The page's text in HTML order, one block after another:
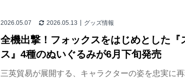
2026.05.07 2026.05.13 グッズ情報
全機出撃！フォックスをはじめとした『
ス』4種のぬいぐるみが6月下旬発売
三英貿易が展開する、キャラクターの姿を忠実に